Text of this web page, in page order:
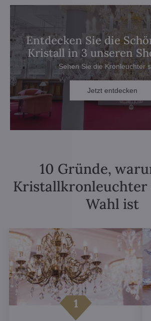
Entdecken Sie die
Kristall in 3 unseren
Sehen Sie die Kronleuchter
Jetzt entdecken
10 Gründe,
Kristallkronleuchter
Wahl ist